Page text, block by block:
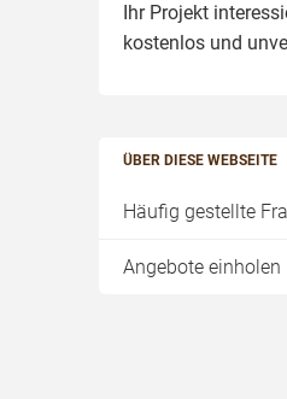
Ihr Projekt
kostenlos und
ÜBER DIESE WEBSEITE
Häufig gestellte
Angebote einholen